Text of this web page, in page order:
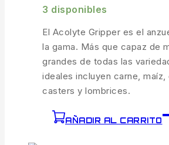
3 disponibles
El Acolyte Gripper es el
la gama. Más que capaz de
grandes de todas las
ideales incluyen carne, maíz,
casters y lombrices.
AÑADIR AL CARRITO